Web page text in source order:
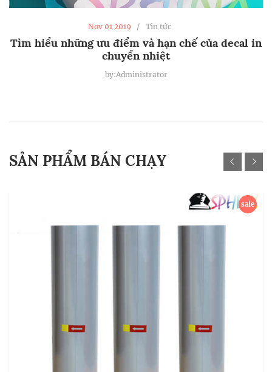
Nov 01 2019 Tin tức
Tìm hiểu những ưu điểm và hạn chế của decal in
chuyển nhiệt
by:Administrator
SẢN PHẨM BÁN CHẠY
sale